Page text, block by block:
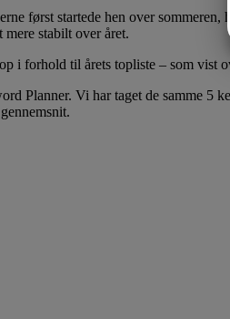
først startede hen over
stabilt over året.
i forhold til årets topliste – som vist
Planner. Vi har taget de samme